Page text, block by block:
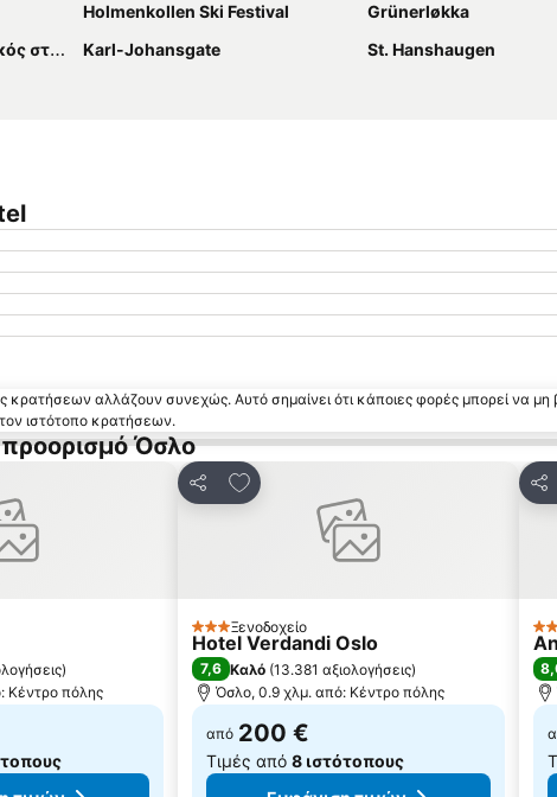
Holmenkollen Ski Festival
Grünerløkka
Όσλο Karl-Johansgate
St. Hanshaugen
κρατήσεων αλλάζουν συνεχώς. Αυτό σημαίνει ότι κάποιες φορές μπορεί να μη
ιστότοπο κρατήσεων.
Όσλο
αγαπημένα
)
Κέντρο πόλης
Κοινοποίηση
Προσθήκη στα αγαπημένα
3 ΑστέριαΞενοδοχείο
Hotel Verdandi Oslo
7,6 Καλό (13.381 αξιολογήσεις)
Όσλο, 0.9 χλμ. από: Κέντρο πόλης
από 200 €
Τιμές από 8 ιστότοπους
3